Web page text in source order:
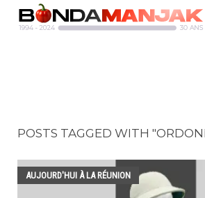
POSTS TAGGED WITH
AUJOURD'HUI À LA RÉUNION